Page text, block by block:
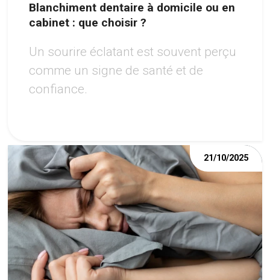
Blanchiment dentaire à domicile ou en
cabinet : que choisir ?
Un sourire éclatant est souvent perçu
comme un signe de santé et de
confiance.
21/10/2025